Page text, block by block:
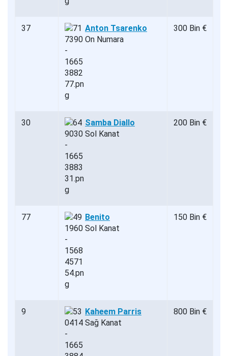
37
Anton Tsarenko
On Numara
300 Bin €
30
Samba Diallo
Sol Kanat
200 Bin €
77
Benito
Sol Kanat
150 Bin €
9
Kaheem Parris
Sağ Kanat
800 Bin €